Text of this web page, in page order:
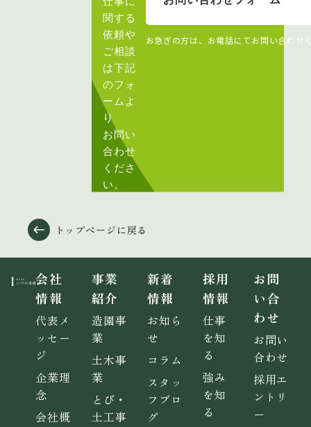
関する
依頼や
ご相談
は下記
のフォ
ームよ
り
お問い
合わせ
くださ
い。
お急ぎの方は、お電話にてお問い合わせ
トップページに戻る
会社
情報
代表メ
ッセー
ジ
企業理
念
会社概
事業
紹介
造園事
業
土木事
業
とび・
土工事
新着
情報
お知ら
せ
コラム
スタッ
フブロ
グ
採用
情報
仕事
を知
る
強み
を知
る
お問
い合
わせ
お問い
合わせ
採用エ
ントリ
ー